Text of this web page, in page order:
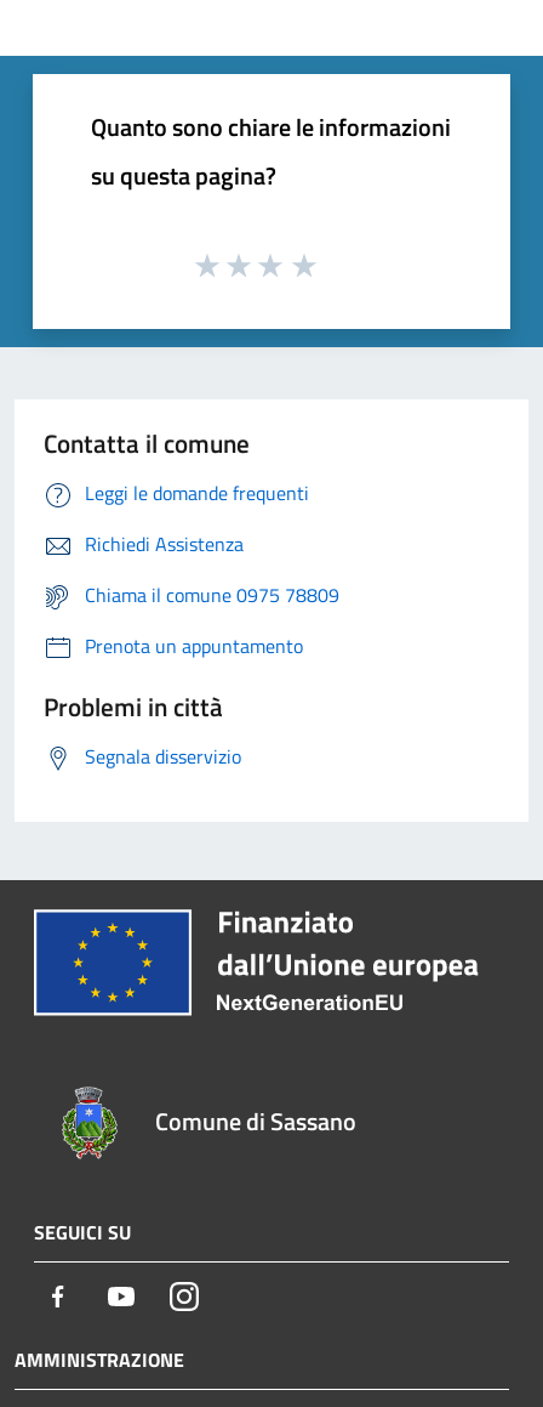
Quanto sono chiare le informazioni
su questa pagina?
Contatta il comune
Leggi le domande frequenti
Richiedi Assistenza
Chiama il comune 0975 78809
Prenota un appuntamento
Problemi in città
Segnala disservizio
Comune di Sassano
SEGUICI SU
Facebook YoutubeInstagram
AMMINISTRAZIONE